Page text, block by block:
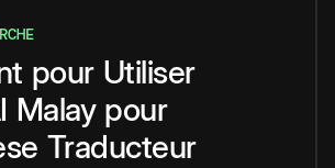
pour Utiliser
Malay pour
Traducteur